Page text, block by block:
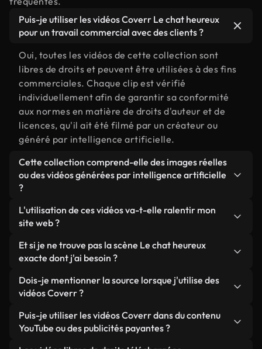
Puis-je utiliser les vidéos Coverr Le chat heureux
pour un travail commercial avec des clients ?
Oui, toutes les vidéos de cette collection sont
libres de droits et peuvent être utilisées à des fins
commerciales. Chaque clip est vérifié
individuellement afin de garantir sa conformité
aux normes en matière de droits d'auteur et de
licences, qu'il ait été filmé par un créateur ou
généré par intelligence artificielle.
Cette collection comprend-elle des images réelles
ou des vidéos générées par intelligence artificielle
?
Les deux. Il s'agit d'une bibliothèque hybride
composée de véritables images filmées par des
vidéos générées par IA. Chaque vidéo est
clairement identifiée afin que vous sachiez
toujours ce que vous utilisez.
L'utilisation de ces vidéos va-t-elle ralentir mon
site web ?
Sauf si vous choisissez nos versions optimisées.
Nous proposons des formats légers, prêts pour le
ils conservent une qualité élevée tout en
minimisant les temps de chargement et en
améliorant des indicateurs comme le LCP.
Et si je ne trouve pas la scène Le chat heureux
exacte dont j'ai besoin ?
Vous pouvez en créer une instantanément avec
Coverr AI Studio. Il vous suffit de décrire la scène,
», et le Studio générera en quelques secondes une
vidéo personnalisée conforme à nos normes de
licence.
Dois-je mentionner la source lorsque j'utilise des
vidéos Coverr ?
Aucune attribution n'est requise. Toutes les vidéos
de notre bibliothèque sont libres de droits et
Puis-je utiliser les vidéos Coverr dans du contenu
YouTube ou des publicités payantes ?
Oui. Toutes les séquences vidéo de Coverr peuvent